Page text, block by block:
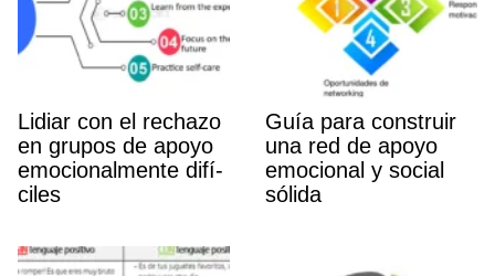
Lidiar con el rechazo
en grupos de apoyo
emocionalmente difí­
ciles
Guí­a para construir
una red de apoyo
emocional y social
sólida